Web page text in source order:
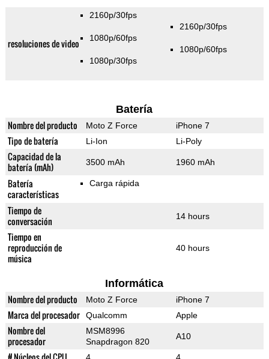
resoluciones de video
2160p/30fps
1080p/60fps
1080p/30fps
2160p/30fps
1080p/60fps
Batería
Nombre del producto Moto Z Force iPhone 7
Tipo de batería Li-Ion Li-Poly
Capacidad de la
batería (mAh)
3500 mAh 1960 mAh
Batería
características
Carga rápida
Tiempo de
conversación
14 hours
Tiempo en
reproducción de
música
40 hours
Informática
Nombre del producto Moto Z Force iPhone 7
Marca del procesador Qualcomm Apple
Nombre del
procesador
MSM8996
Snapdragon 820
A10